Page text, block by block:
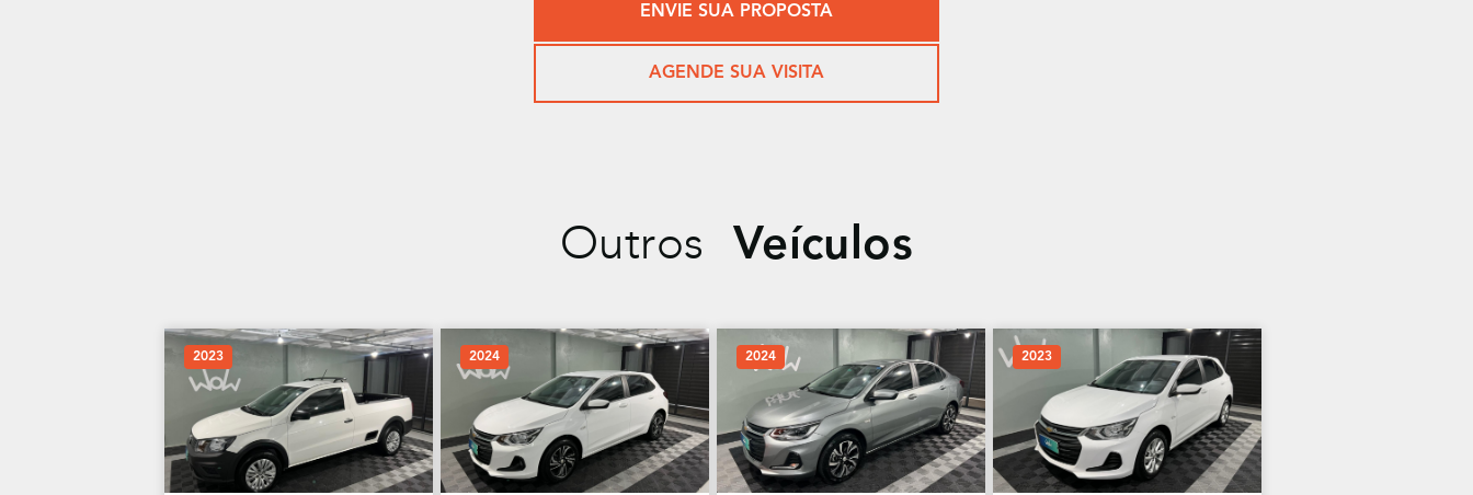
ENVIE SUA PROPOSTA
AGENDE SUA VISITA
Outros Veículos
2023 2024 2024 2023